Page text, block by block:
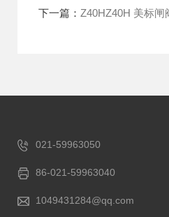
下一篇： Z40HZ40H 美标闸
021-59963050
86-021-59963040
1049431284@qq.com